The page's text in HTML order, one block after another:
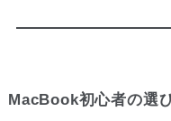
MacBook初心者の選